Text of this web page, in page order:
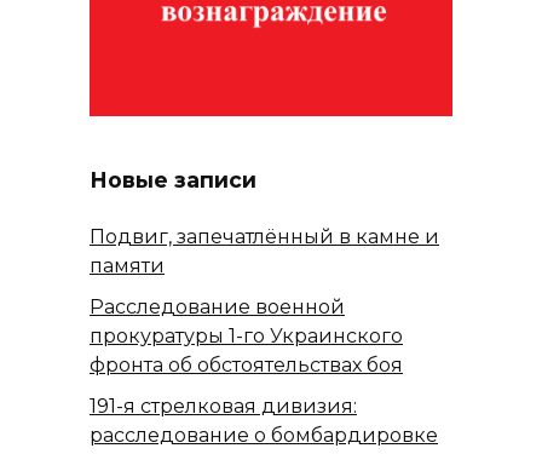
Новые записи
Подвиг, запечатлённый в камне и
памяти
Расследование военной
прокуратуры 1-го Украинского
фронта об обстоятельствах боя
191-я стрелковая дивизия:
расследование о бомбардировке